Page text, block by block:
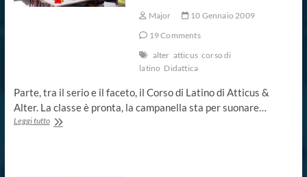
Major
10 Gennaio 2009
19 Comments
alter atticus corso di
latino Didattica
Parte, tra il serio e il faceto, il Corso di Latino di Atticus &
Alter. La classe è pronta, la campanella sta per suonare…
Leggi tuttoCorso